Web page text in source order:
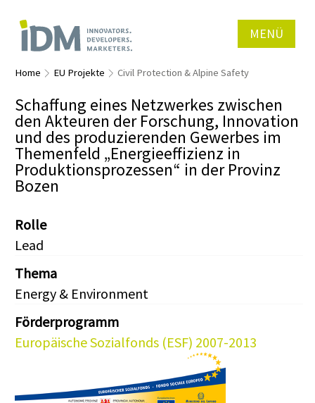
MENÜ
Home EU Projekte Civil Protection & Alpine Safety
Schaffung eines Netzwerkes zwischen
den Akteuren der Forschung, Innovation
und des produzierenden Gewerbes im
Themenfeld „Energieeffizienz in
Produktionsprozessen“ in der Provinz
Bozen
Rolle
Lead
Thema
Energy & Environment
Förderprogramm
Europäische Sozialfonds (ESF) 2007-2013